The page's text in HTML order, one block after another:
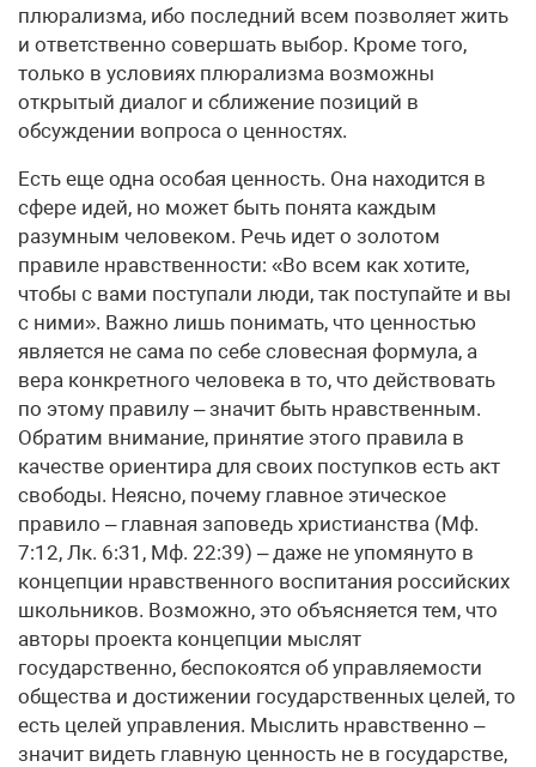
плюрализма, ибо последний всем позволяет жить
и ответственно совершать выбор. Кроме того,
только в условиях плюрализма возможны
открытый диалог и сближение позиций в
обсуждении вопроса о ценностях.
Есть еще одна особая ценность. Она находится в
сфере идей, но может быть понята каждым
разумным человеком. Речь идет о золотом
правиле нравственности: «Во всем как хотите,
чтобы с вами поступали люди, так поступайте и вы
с ними». Важно лишь понимать, что ценностью
является не сама по себе словесная формула, а
вера конкретного человека в то, что действовать
по этому правилу – значит быть нравственным.
Обратим внимание, принятие этого правила в
качестве ориентира для своих поступков есть акт
свободы. Неясно, почему главное этическое
правило – главная заповедь христианства (Мф.
7:12, Лк. 6:31, Мф. 22:39) – даже не упомянуто в
концепции нравственного воспитания российских
школьников. Возможно, это объясняется тем, что
авторы проекта концепции мыслят
государственно, беспокоятся об управляемости
общества и достижении государственных целей, то
есть целей управления. Мыслить нравственно –
значит видеть главную ценность не в государстве,